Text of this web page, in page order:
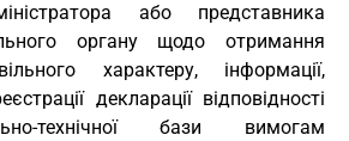
або представника
органу щодо отримання
характеру, інформації,
декларації відповідності
технічної бази вимогам